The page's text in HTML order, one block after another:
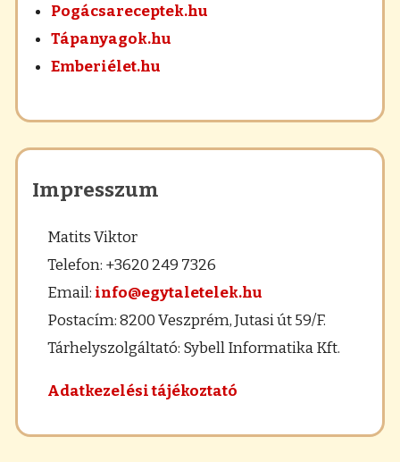
Pogácsareceptek.hu
Tápanyagok.hu
Emberiélet.hu
Impresszum
Matits Viktor
Telefon: +3620 249 7326
Email: info@egytaletelek.hu
Postacím: 8200 Veszprém, Jutasi út 59/F.
Tárhelyszolgáltató: Sybell Informatika Kft.
Adatkezelési tájékoztató